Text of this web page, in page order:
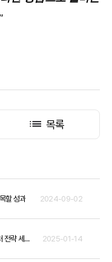
목록
할 성과 2024-09-02
음주운전 교통사고, 신속하게 선처 전략 세워야 합니다. 2025-01-14